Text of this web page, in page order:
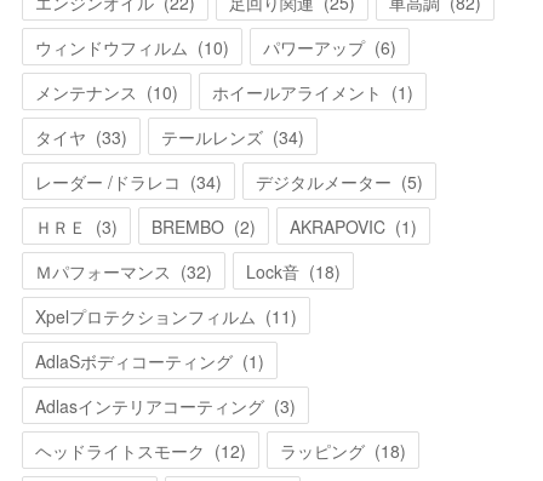
ウィンドウフィルム (10) パワーアップ (6)
メンテナンス (10) ホイールアライメント (1)
タイヤ (33) テールレンズ (34)
レーダー /ドラレコ (34) デジタルメーター (5)
ＨＲＥ
(3) BREMBO (2) AKRAPOVIC (1)
Ｍパフォーマンス (32) Lock音 (18)
Xpelプロテクションフィルム (11)
AdlaSボディコーティング (1)
Adlasインテリアコーティング (3)
ヘッドライトスモーク (12) ラッピング (18)